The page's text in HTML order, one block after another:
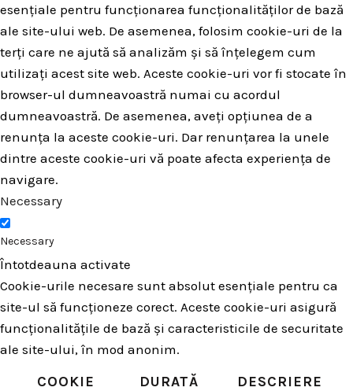
esențiale pentru funcționarea funcționalităților de bază
ale site-ului web. De asemenea, folosim cookie-uri de la
terți care ne ajută să analizăm și să înțelegem cum
utilizați acest site web. Aceste cookie-uri vor fi stocate în
browser-ul dumneavoastră numai cu acordul
dumneavoastră. De asemenea, aveți opțiunea de a
renunța la aceste cookie-uri. Dar renunțarea la unele
dintre aceste cookie-uri vă poate afecta experiența de
navigare.
Necessary
Necessary
Întotdeauna activate
Cookie-urile necesare sunt absolut esențiale pentru ca
site-ul să funcționeze corect. Aceste cookie-uri asigură
funcționalitățile de bază și caracteristicile de securitate
ale site-ului, în mod anonim.
COOKIE DURATĂ DESCRIERE